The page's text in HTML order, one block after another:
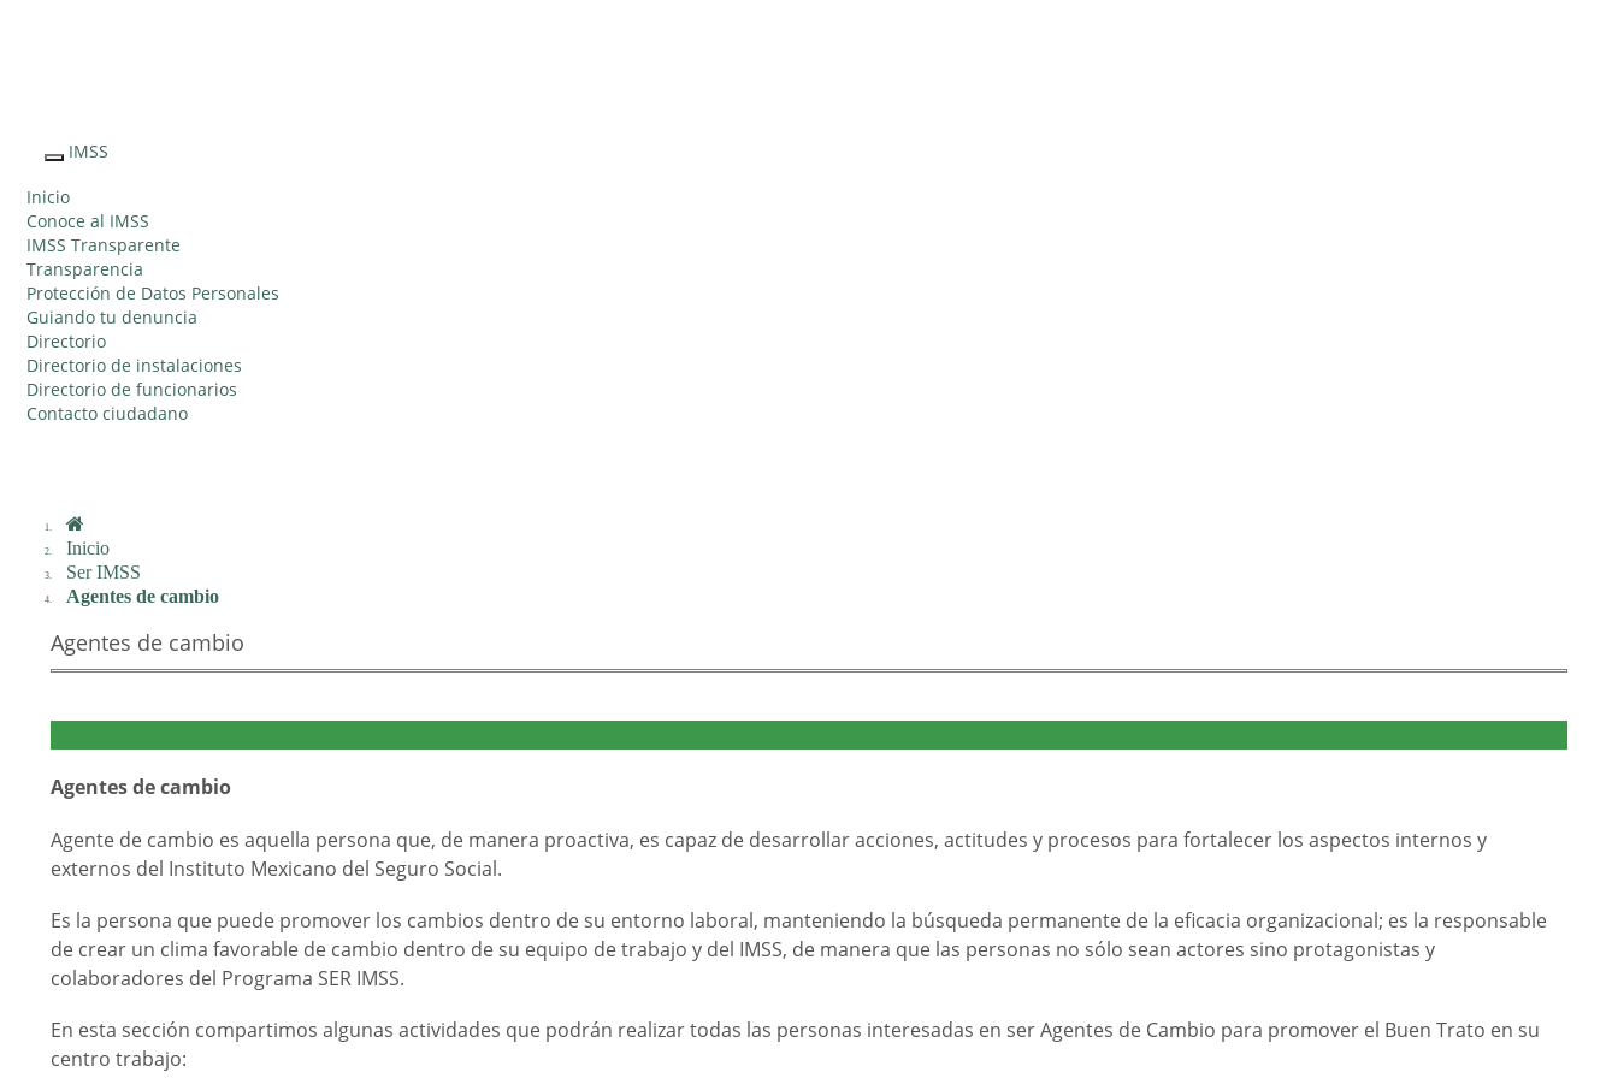
el IMSS al
Ciudadano"
Interruptor
Navegación
IMSS
Inicio
Conoce al IMSS
IMSS Transparente
Transparencia
Protección de Datos Personales
Guiando tu denuncia
Directorio
Directorio de instalaciones
Directorio de funcionarios
Contacto ciudadano
Inicio
Ser IMSS
Agentes de cambio
Agentes de cambio
Agentes de cambio
Agente de cambio es aquella persona que, de manera proactiva, es capaz de desarrollar acciones, actitudes y procesos para fortalecer los aspectos internos y
externos del Instituto Mexicano del Seguro Social.
Es la persona que puede promover los cambios dentro de su entorno laboral, manteniendo la búsqueda permanente de la eficacia organizacional; es la responsable
de crear un clima favorable de cambio dentro de su equipo de trabajo y del IMSS, de manera que las personas no sólo sean actores sino protagonistas y
colaboradores del Programa SER IMSS.
En esta sección compartimos algunas actividades que podrán realizar todas las personas interesadas en ser Agentes de Cambio para promover el Buen Trato en su
centro trabajo: